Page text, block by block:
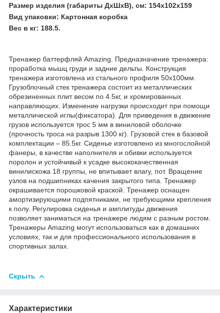
Размер изделия (габариты ДхШхВ), см: 154х102х159
Вид упаковки: Картонная коробка
Вес в кг: 188.5.
Тренажер баттерфляй Amazing. Предназначение тренажера:
проработка мышц груди и задние дельты. Конструкция
тренажера изготовлена из стального профиля 50х100мм.
Грузоблочный стек тренажера состоит из металлических
обрезиненных плит весом по 4.5кг, и хромированных
направляющих. Изменение нагрузки происходит при помощи
металлической иглы(фиксатора). Для приведения в движение
грузов используется трос 5 мм в виниловой оболочке
(прочность троса на разрыв 1300 кг). Грузовой стек в базовой
комплектации – 85.5кг. Сиденье изготовлено из многослойной
фанеры, в качестве наполнителя и обивки используется
поролон и устойчивый к усадке высококачественная
винилискожа 18 группы, не впитывает влагу, пот. Вращение
узлов на подшипниках качения закрытого типа. Тренажер
окрашивается порошковой краской. Тренажер оснащен
амортизирующими подпятниками, не требующими крепления
к полу. Регулировка сиденья и амплитуды движения
позволяет заниматься на тренажере людям с разным ростом.
Тренажеры Amazing могут использоваться как в домашних
условиях, так и для профессионального использования в
спортивных залах.
Скрыть
Характеристики